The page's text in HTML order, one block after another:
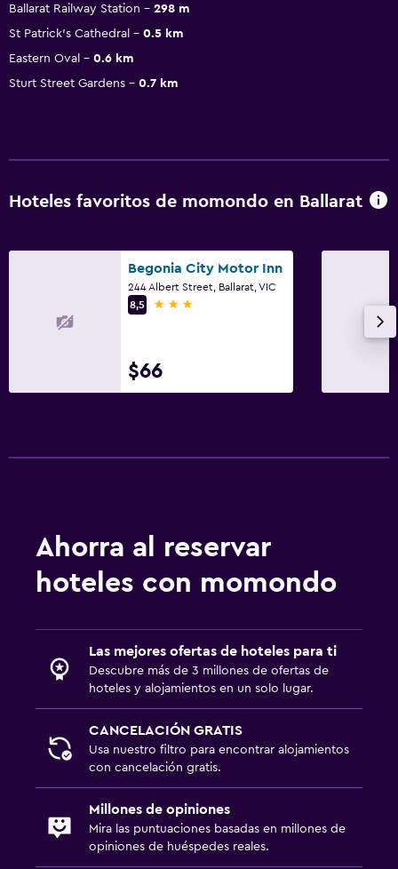
Ballarat Railway Station
298 m
St Patrick's Cathedral
0.5 km
Eastern Oval
0.6 km
Sturt Street Gardens
0.7 km
Hoteles favoritos de momondo en Ballarat
Begonia City Motor Inn
244 Albert Street, Ballarat, VIC
8,5
3 estrellas
$66
Ahorra al reservar
hoteles con momondo
Las mejores ofertas de hoteles para ti
Descubre más de 3 millones de ofertas de
hoteles y alojamientos en un solo lugar.
CANCELACIÓN GRATIS
Usa nuestro filtro para encontrar alojamientos
con cancelación gratis.
Millones de opiniones
Mira las puntuaciones basadas en millones de
opiniones de huéspedes reales.